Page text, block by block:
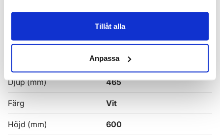
Tillåt alla
Anpassa
Egenskaper
1000
Djup (mm) 465
Färg Vit
Höjd (mm) 600